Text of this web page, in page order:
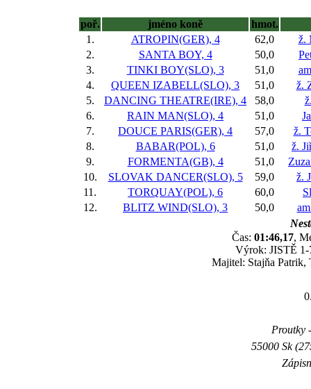
poř. jméno koně
hmot.
1.
ATROPIN(GER), 4 62,0
ž.
2.
SANTA BOY, 4 50,0
3.
TINKI BOY(SLO), 3 51,0
4.
QUEEN IZABELL(SLO), 3 51,0
ž.
5.
DANCING THEATRE(IRE), 4 58,0
6.
RAIN MAN(SLO), 4 51,0
7.
DOUCE PARIS(GER), 4 57,0
ž.
8.
BABAR(POL), 6 51,0
ž.
9.
FORMENTA(GB), 4 51,0
10.
SLOVAK DANCER(SLO), 5 59,0
ž.
11.
TORQUAY(POL), 6 60,0
12.
BLITZ WIND(SLO), 3 50,0
Čas: 01:46,17,
Výrok: JISTĚ 1-
Majitel: Stajňa Patrik,
Proutky
55000 Sk